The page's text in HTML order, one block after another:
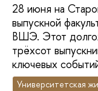
28 июня на
выпускной
ВШЭ. Этот
трёхсот
ключевых
Университетская